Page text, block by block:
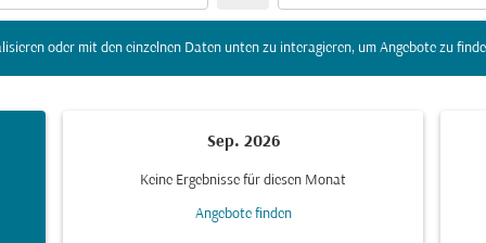
oder mit den einzelnen Daten unten zu interagieren, um Angebote zu
Sep. 2026
Keine Ergebnisse für diesen Monat
Angebote finden